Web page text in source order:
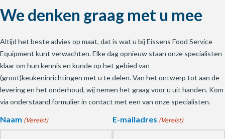
We denken graag met u mee
Altijd het beste advies op maat, dat is wat u bij Eissens Food Service
Equipment kunt verwachten. Elke dag opnieuw staan onze specialisten
klaar om hun kennis en kunde op het gebied van
(groot)keukeninrichtingen met u te delen. Van het ontwerp tot aan de
levering en het onderhoud, wij nemen het graag voor u uit handen. Kom
via onderstaand formulier in contact met een van onze specialisten.
Naam (Vereist) E-mailadres (Vereist)